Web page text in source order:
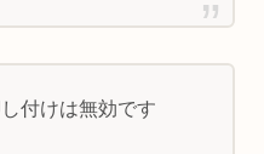
付けは無効です